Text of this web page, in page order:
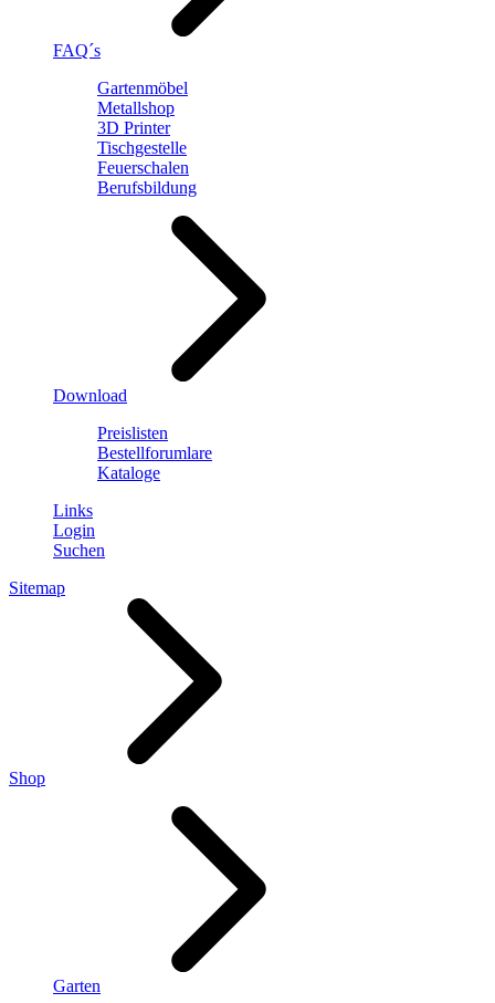
FAQ´s
Gartenmöbel
Metallshop
3D Printer
Tischgestelle
Feuerschalen
Berufsbildung
Download
Preislisten
Bestellforumlare
Kataloge
Links
Login
Suchen
Sitemap
Shop
Garten